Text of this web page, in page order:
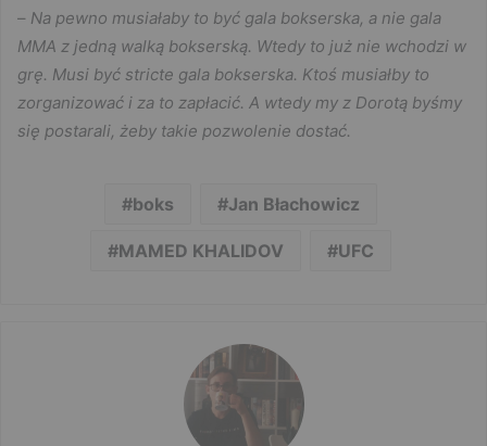
– Na pewno musiałaby to być gala bokserska, a nie gala
MMA z jedną walką bokserską. Wtedy to już nie wchodzi w
grę. Musi być stricte gala bokserska. Ktoś musiałby to
zorganizować i za to zapłacić. A wtedy my z Dorotą byśmy
się postarali, żeby takie pozwolenie dostać.
boks Jan Błachowicz
MAMED KHALIDOV UFC